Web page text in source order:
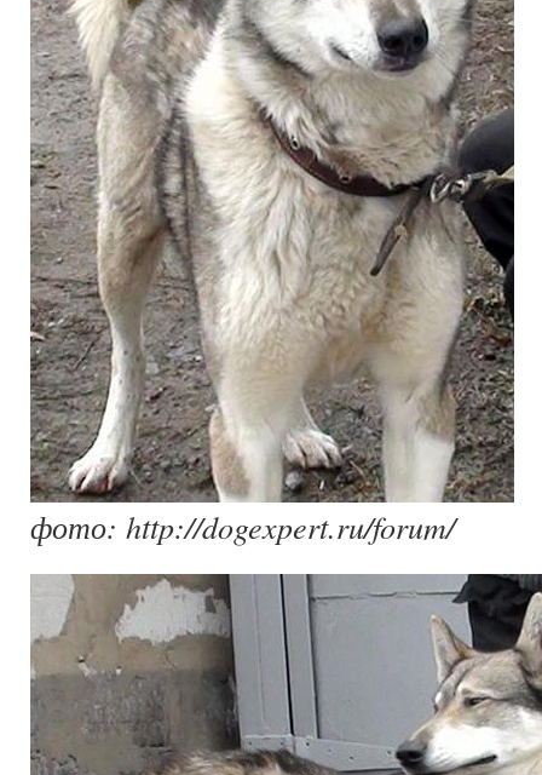
фото: http://dogexpert.ru/forum/